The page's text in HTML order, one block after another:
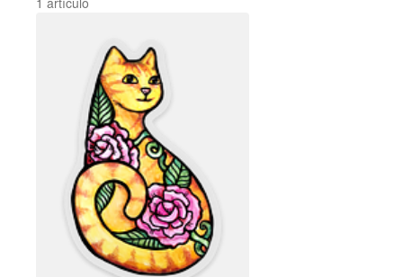
Imanes
Chapas
Packaging
Ropa